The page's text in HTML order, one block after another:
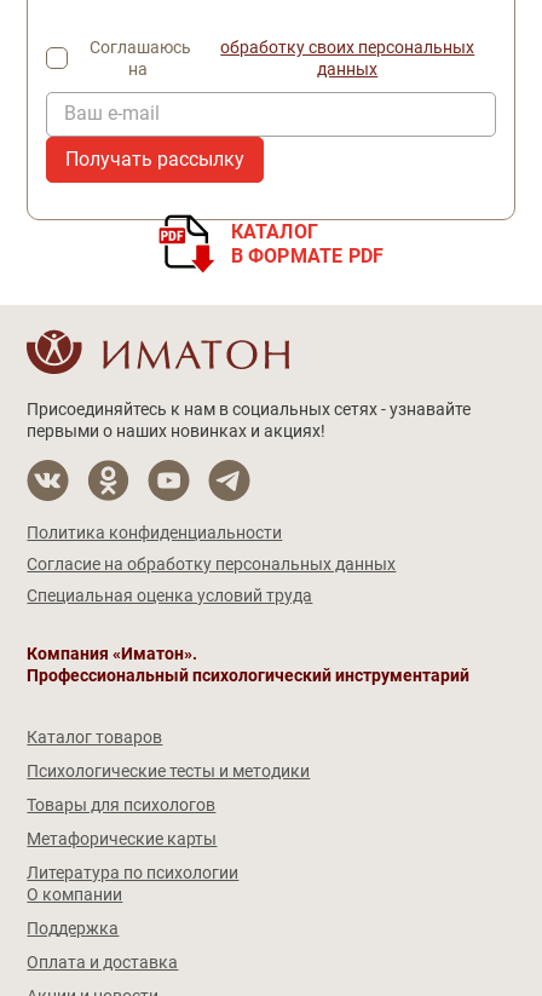
Соглашаюсь
на
обработку своих персональных
данных
Ваш e-mail
КАТАЛОГ
В ФОРМАТЕ PDF
Присоединяйтесь к нам в социальных сетях - узнавайте
первыми о наших новинках и акциях!
Политика конфиденциальности
Согласие на обработку персональных данных
Специальная оценка условий труда
Компания «Иматон».
Профессиональный психологический инструментарий
Каталог товаров
Психологические тесты и методики
Товары для психологов
Метафорические карты
Литература по психологии
О компании
Поддержка
Оплата и доставка